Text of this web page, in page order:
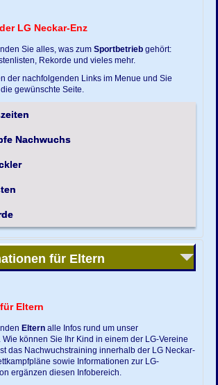
LG Neckar-Enz
Sie alles, was zumSportbetrieb gehört:
Rekorde und vieles mehr.
der nachfolgenden Links im Menue und Sie
gewünschte Seite.
Nachwuchs
für Eltern
Eltern
Eltern alle Infos rund um unser
können Sie Ihr Kind in einem der LG-Vereine
das Nachwuchstraining innerhalb der LG Neckar-
sowie Informationen zur LG-
ergänzen diesen Infobereich.